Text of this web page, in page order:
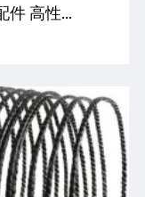
件 高性...